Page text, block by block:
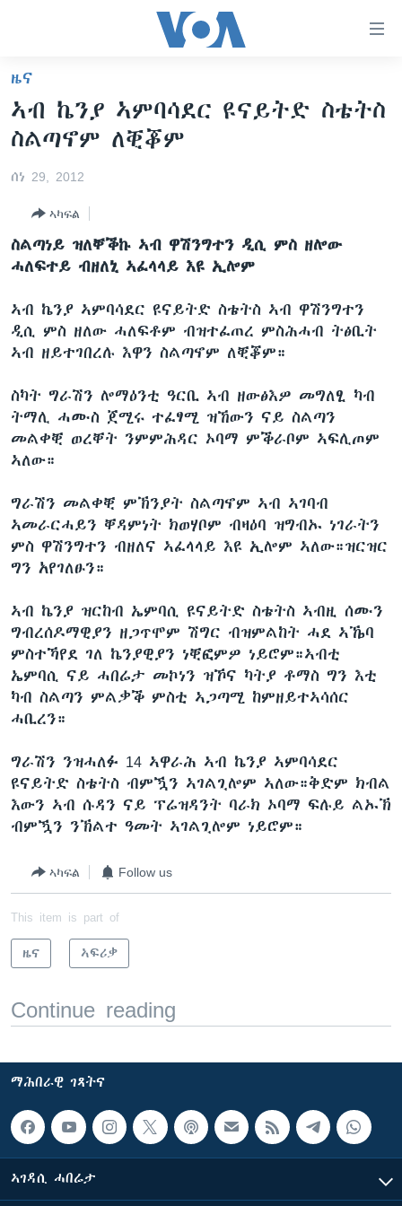
መራኸቢታት
ቀንዲ
ትሕዝቶ
ናብ
ስገር
ናብ
ስገር
ሰሙናዊ መደባት
መንእሰያት
ህዝቢ ምስ ህዝቢ
ደቂ ኣንስትዮን ህጻናትን
ቂሔ ጽልሚ
መኽዘን ሓጸርቲ ድምጺ
ትሕዝቶ ወሃብቲ ርእይቶ
VOA60 ኣፍሪቃ
VOA60 ኣመሪካ
ፍሉይ ዓምዲ
ዕለታዊ ፈነወ ድምጺ ኣመሪካ ቋንቋ ትግርኛ
ትምህርቲ እንግሊዝኛ
ማሕበራዊ ገጻትና
ቋንቋታት
ዜና
ኣብ ኬንያ ኣምባሳደር ዩናይትድ ስቴትስ
ስልጣኖም ለቒቖም
ሰነ 29, 2012
ኣካፍል
ስልጣነይ ዝለቐቕኩ ኣብ ዋሽንግተን ዲሲ ምስ ዘሎው
ሓለፍተይ ብዘለኒ ኣፈላላይ እዩ ኢሎም
ኣብ ኬንያ ኣምባሳደር ዩናይትድ ስቴትስ ኣብ ዋሽንግተን
ዲሲ ምስ ዘለው ሓለፍቶም ብዝተፈጠረ ምስሕሓብ ትፅቢት
ኣብ ዘይተገበረሉ እዋን ስልጣኖም ለቒቖም።
ስካት ግራሽን ሎማዕንቲ ዓርቢ ኣብ ዘውፅእዎ መግለፂ ካብ
ትማሊ ሓሙስ ጀሚሩ ተፈፃሚ ዝኸውን ናይ ስልጣን
መልቀቒ ወረቐት ንምምሕዳር ኦባማ ምቕራቦም ኣፍሊጦም
ኣለው።
ግራሽን መልቀቒ ምኽንያት ስልጣኖም ኣብ ኣገባብ
ኣመራርሓይን ቐዳምነት ክወሃቦም ብዛዕባ ዝግብኡ ነገራትን
ምስ ዋሽንግተን ብዘለና ኣፈላላይ እዩ ኢሎም ኣለው።ዝርዝር
ግን አየገለፁን።
ኣብ ኬንያ ዝርከብ ኤምባሲ ዩናይትድ ስቴትስ ኣብዚ ሰሙን
ግብረሰዶማዊያን ዘጋጥሞም ሽግር ብዝምልከት ሓደ ኣኼባ
ምስተኻየደ ገለ ኬንያዊያን ነቒፎምዎ ነይሮም።ኣብቲ
ኤምባሲ ናይ ሓበሬታ መኮነን ዝኾና ካትያ ቶማስ ግን እቲ
ካብ ስልጣን ምልቃቕ ምስቲ ኣጋጣሚ ከምዘይተኣሳሰር
ሓቢረን።
ግራሽን ንዝሓለፉ 14 ኣዋራሕ ኣብ ኬንያ ኣምባሳደር
ዩናይትድ ስቴትስ ብምዃን ኣገልጊሎም ኣለው።ቅድም ክብል
እውን ኣብ ሱዳን ናይ ፕሬዝዳንት ባራክ ኦባማ ፍሉይ ልኡኽ
ብምዃን ንኽልተ ዓመት ኣገልጊሎም ነይሮም።
ኣካፍል Follow us
This item is part of
ዜና ኣፍሪቃ
Continue reading
ማሕበራዊ ገጻትና
ኣገዳሲ ሓበሬታ